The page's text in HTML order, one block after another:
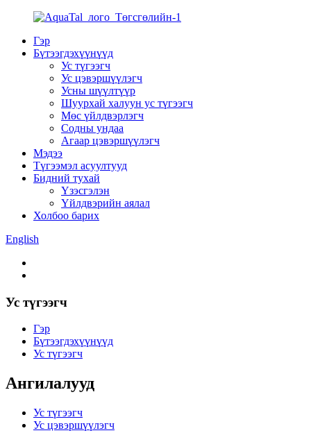
Гэр
Бүтээгдэхүүнүүд
Ус түгээгч
Ус цэвэршүүлэгч
Усны шүүлтүүр
Шуурхай халуун ус түгээгч
Мөс үйлдвэрлэгч
Содны ундаа
Агаар цэвэршүүлэгч
Мэдээ
Түгээмэл асуултууд
Бидний тухай
Үзэсгэлэн
Үйлдвэрийн аялал
Холбоо барих
English
Ус түгээгч
Гэр
Бүтээгдэхүүнүүд
Ус түгээгч
Ангилалууд
Ус түгээгч
Ус цэвэршүүлэгч